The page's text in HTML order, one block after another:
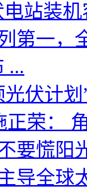
站装机
第一，
...
光伏计
正荣：
要慌阳
导全球